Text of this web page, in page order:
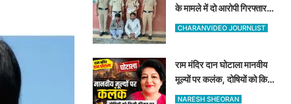
के मामले में दो आरोपी गिरफ्तार,
अदालत ने भेजा न्यायिक हिरासत
CHARANVIDEO JOURNLIST
राम मंदिर दान घोटाला मानवीय
मूल्यों पर कलंक, दोषियों को किसी
कीमत पर न बख्शे अदालत —
NARESH SHEORAN